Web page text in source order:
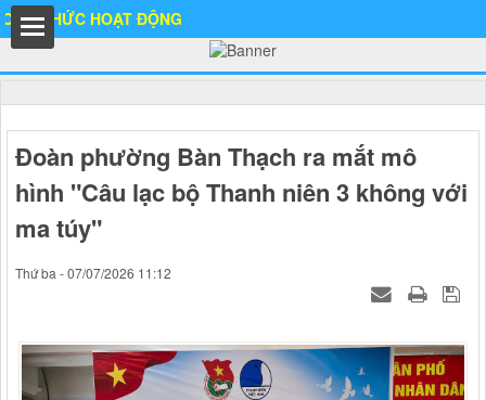
HOẠT ĐỘNG
Đoàn phường Bàn Thạch ra mắt mô
hình "Câu lạc bộ Thanh niên 3 không với
ma túy"
Thứ ba - 07/07/2026 11:12